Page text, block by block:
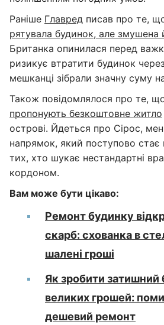
Раніше Главред писав про те,
рятувала будинок, але змушена
Британка опинилася перед
ризикує втратити будинок
мешканці зібрали значну суму
Також повідомлялося про те,
пропонують безкоштовне житло
острові. Йдеться про Сірос,
напрямок, який поступово
тих, хто шукає нестандартні
кордоном.
Вам може бути цікаво:
Ремонт будинку
скарб: схованка в
шалені гроші
Як зробити затишний
великих грошей:
дешевий ремонт